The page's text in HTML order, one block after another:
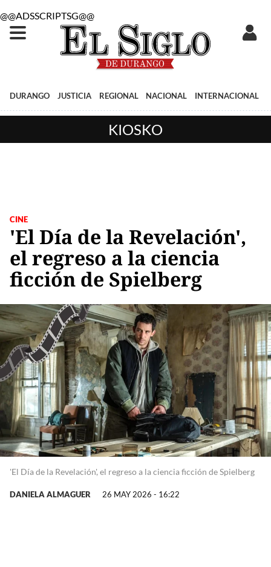
@@ADSSCRIPTSG@@
DURANGO JUSTICIA REGIONAL NACIONAL INTERNACIONAL
KIOSKO
CINE
'El Día de la Revelación',
el regreso a la ciencia
ficción de Spielberg
'El Día de la Revelación', el regreso a la ciencia ficción de Spielberg
DANIELA ALMAGUER 26 MAY 2026 - 16:22